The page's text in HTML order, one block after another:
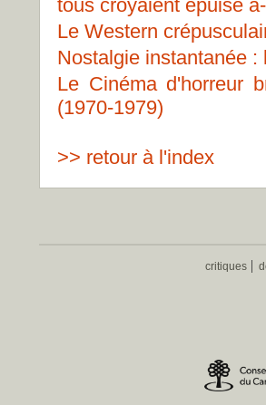
tous croyaient épuisé
Le Western
Nostalgie instantanée
Le Cinéma d'horreur
(1970-1979)
>> retour à l'index
critiques